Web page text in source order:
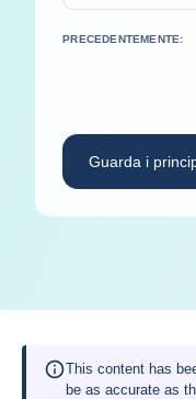
PRECEDENTEMENTE:
Guarda i
This content has
be as accurate as